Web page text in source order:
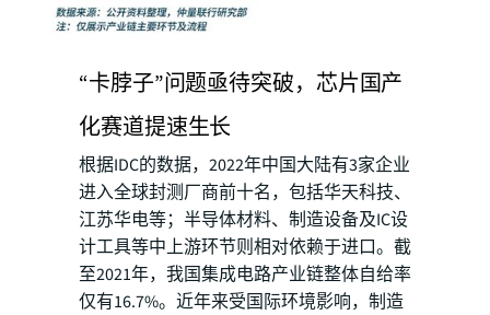
“卡脖子”问题亟待突破，芯片国产
化赛道提速生长
根据IDC的数据，2022年中国大陆有3家企业
进入全球封测厂商前十名，包括华天科技、
江苏华电等；半导体材料、制造设备及IC设
计工具等中上游环节则相对依赖于进口。截
至2021年，我国集成电路产业链整体自给率
仅有16.7%。近年来受国际环境影响，制造